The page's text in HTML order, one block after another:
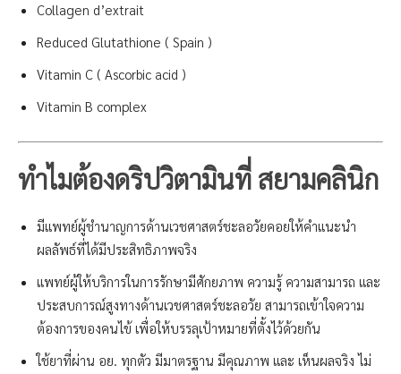
Collagen d’extrait
Reduced Glutathione ( Spain )
Vitamin C ( Ascorbic acid )
Vitamin B complex
ทำไมต้องดริปวิตามินที่ สยามคลินิก
มีแพทย์ผู้ชำนาญการด้านเวชศาสตร์ชะลอวัยคอยให้คำแนะนำ
ผลลัพธ์ที่ได้มีประสิทธิภาพจริง
แพทย์ผู้ให้บริการในการรักษามีศักยภาพ ความรู้ ความสามารถ และ
ประสบการณ์สูงทางด้านเวชศาสตร์ชะลอวัย สามารถเข้าใจความ
ต้องการของคนไข้ เพื่อให้บรรลุเป้าหมายที่ตั้งไว้ด้วยกัน
ใช้ยาที่ผ่าน อย. ทุกตัว มีมาตรฐาน มีคุณภาพ และ เห็นผลจริง ไม่